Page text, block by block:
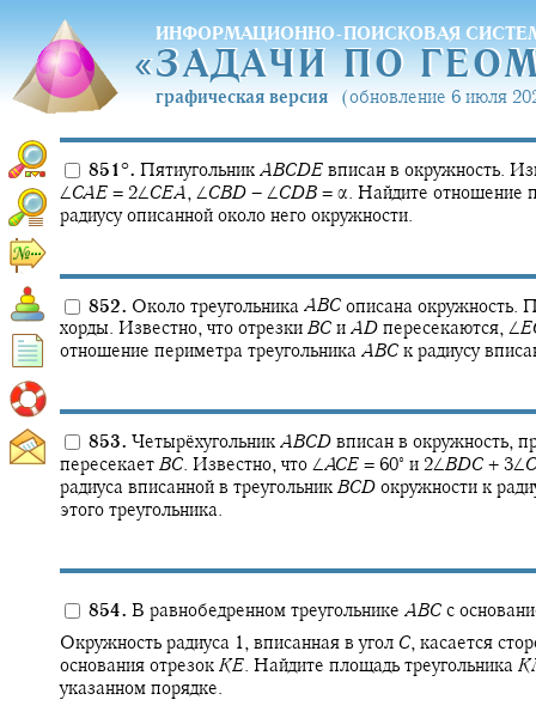
ИНФОРМАЦИОННО-ПОИСКОВАЯ
«ЗАДАЧИ ПО
«ЗАДАЧИ ПО
графическая версия (обновление 6 июля
851°. Пятиугольник ABCDE вписан в окружность.
∠CAE = 2∠CEA, ∠CBD − ∠CDB = α. Найдите отношение
радиусу описанной около него окружности.
852. Около треугольника ABC описана окружность.
хорды. Известно, что отрезки BC и AD пересекаются, ∠E
отношение периметра треугольника ABC к радиусу
853. Четырёхугольник ABCD вписан в окружность,
пересекает BC. Известно, что ∠ACE = 60‍∘ и 2∠BDC + 3∠C
радиуса вписанной в треугольник BCD окружности к
этого треугольника.
854. В равнобедренном треугольнике ABC с
Окружность радиуса 1, вписанная в угол C, касается
основания отрезок KE. Найдите площадь треугольника K
указанном порядке.